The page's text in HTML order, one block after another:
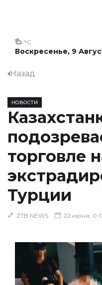
Воскресенье, 9
°C
Назад
НОВОСТИ
торговле
Турции
ZTB NEWS 22 июня,